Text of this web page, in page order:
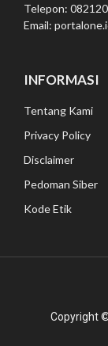
Telepon:
Email:
INFORMASI
Tentang Kami
Privacy Policy
Disclaimer
Pedoman Siber
Kode Etik
Copyright